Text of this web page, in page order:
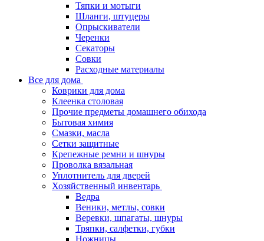
Тяпки и мотыги
Шланги, штуцеры
Опрыскиватели
Черенки
Секаторы
Совки
Расходные материалы
Все для дома
Коврики для дома
Клеенка столовая
Прочие предметы домашнего обихода
Бытовая химия
Смазки, масла
Сетки защитные
Крепежные ремни и шнуры
Проволка вязальная
Уплотнитель для дверей
Хозяйственный инвентарь
Ведра
Веники, метлы, совки
Веревки, шпагаты, шнуры
Тряпки, салфетки, губки
Ножницы